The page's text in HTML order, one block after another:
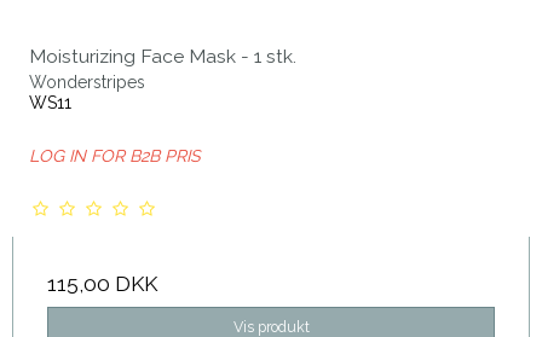
Moisturizing Face Mask - 1 stk.
Wonderstripes
WS11
LOG IN FOR B2B PRIS
115,00 DKK
Vis produkt